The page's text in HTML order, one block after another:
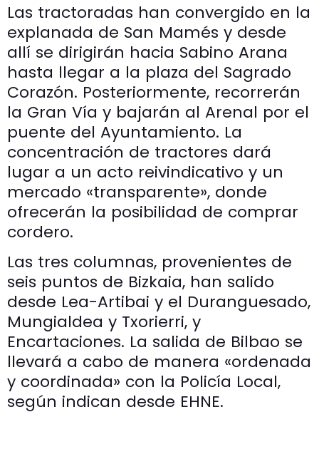
Las tractoradas han convergido en la
explanada de San Mamés y desde
allí se dirigirán hacia Sabino Arana
hasta llegar a la plaza del Sagrado
Corazón. Posteriormente, recorrerán
la Gran Vía y bajarán al Arenal por el
puente del Ayuntamiento. La
concentración de tractores dará
lugar a un acto reivindicativo y un
mercado «transparente», donde
ofrecerán la posibilidad de comprar
cordero.
Las tres columnas, provenientes de
seis puntos de Bizkaia, han salido
desde Lea-Artibai y el Duranguesado,
Mungialdea y Txorierri, y
Encartaciones. La salida de Bilbao se
llevará a cabo de manera «ordenada
y coordinada» con la Policía Local,
según indican desde EHNE.